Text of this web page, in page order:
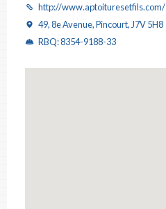
http://www.aptoituresetfils.com/
49, 8e Avenue, Pincourt, J7V 5H8
RBQ: 8354-9188-33